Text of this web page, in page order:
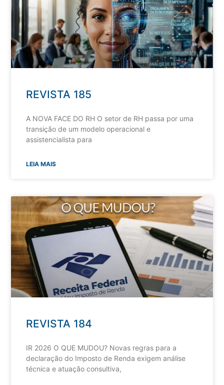
REVISTA 185
A NOVA FACE DO RH O setor de RH passa por uma
transição de um modelo operacional e
assistencialista para
LEIA MAIS
REVISTA 184
IR 2026 O QUE MUDOU? Novas regras para a
declaração do Imposto de Renda exigem análise
técnica e atuação consultiva,